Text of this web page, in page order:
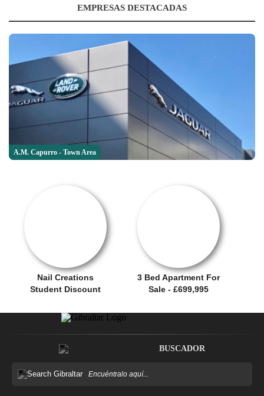
EMPRESAS DESTACADAS
A.M. Capurro - Town Area
Nail Creations
Student Discount
3 Bed Apartment For
Sale - £699,995
BUSCADOR